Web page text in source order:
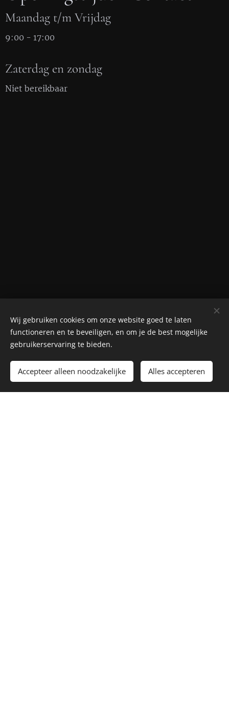
Maandag t/m Vrijdag
9:00 - 17:00
Zaterdag en zondag
Niet bereikbaar
Wij gebruiken cookies om onze website goed te laten
functioneren en te beveiligen, en om je de best mogelijke
gebruikerservaring te bieden.
Accepteer alleen noodzakelijke Alles accepteren